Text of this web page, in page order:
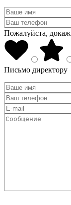
Пожалуйста,
Письмо директору